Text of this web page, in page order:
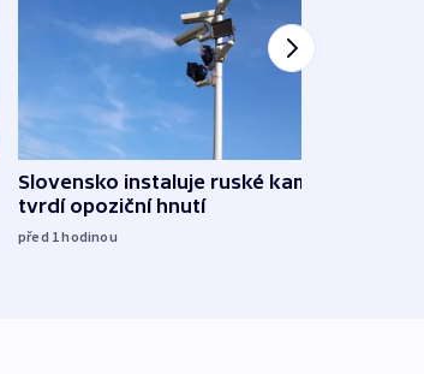
Slovensko instaluje ruské kamery,
tvrdí opoziční hnutí
před 1hodinou